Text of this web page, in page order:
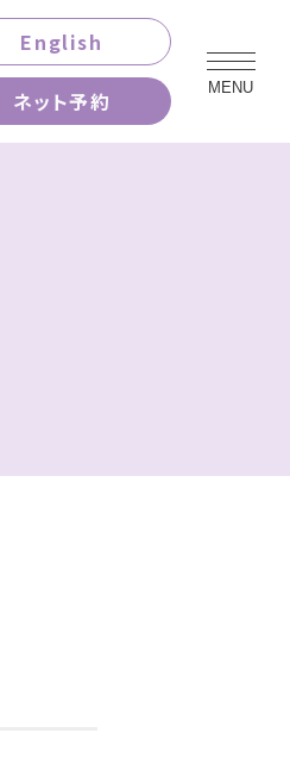
English
ネット予約 MENU